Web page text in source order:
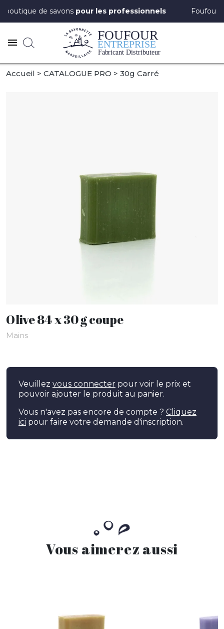
de savonspour les professionnels Foufour
Accueil CATALOGUE PRO 30g Carré
Olive 84 x 30 g coupe
Mains
Veuillez vous connecter pour voir le prix et
pouvoir ajouter le produit au panier.
Vous n'avez pas encore de compte ? Cliquez
ici pour faire votre demande d'inscription.
Vous aimerez aussi